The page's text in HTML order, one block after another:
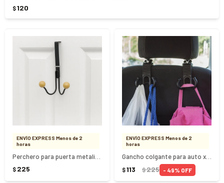
$120
ENVÍO EXPRESS Menos de 2
horas
$ 225
ENVÍO EXPRESS Menos de 2
horas
$113 $225 49